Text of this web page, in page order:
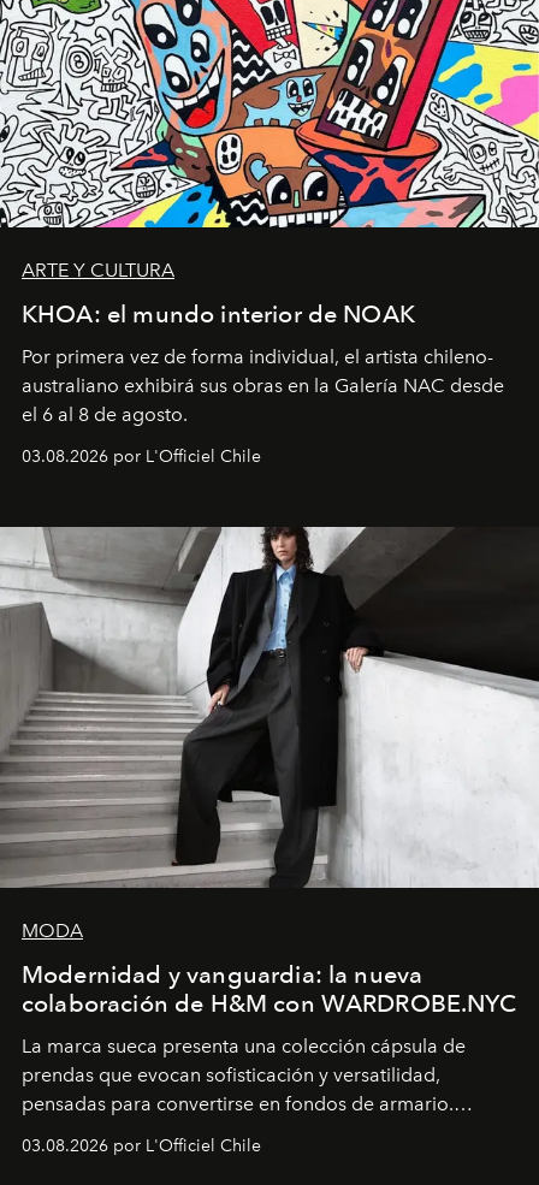
ARTE Y CULTURA
KHOA: el mundo interior de NOAK
Por primera vez de forma individual, el artista chileno-
australiano exhibirá sus obras en la Galería NAC desde
el 6 al 8 de agosto.
03.08.2026 por L'Officiel Chile
MODA
Modernidad y vanguardia: la nueva
colaboración de H&M con WARDROBE.NYC
La marca sueca presenta una colección cápsula de
prendas que evocan sofisticación y versatilidad,
pensadas para convertirse en fondos de armario.
Disponible en Chile desde el 6 de agosto.
03.08.2026 por L'Officiel Chile